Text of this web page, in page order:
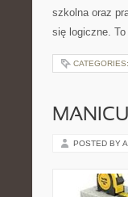
szkolna oraz
się logiczne.
CATEGORIES:
POSTED BY